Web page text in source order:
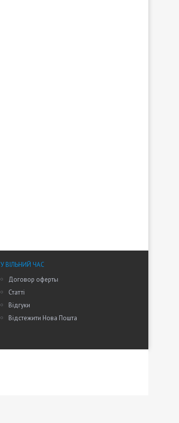
У ВІЛЬНИЙ ЧАС
Договор оферты
Статті
Відгуки
Відстежити Нова Пошта